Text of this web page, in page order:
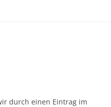
durch einen Eintrag im